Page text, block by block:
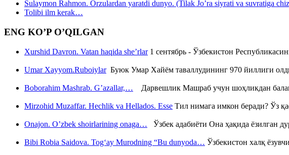
Sulaymon Rahmon. Orzulardan yaratdi dunyo. (Tilak Jo’ra siyrati va suvratiga
Tolibi ilm kerak…
ENG KO’P O’QILGAN
Xurshid Davron. Vatan haqida she’rlar1 сентябрь - Ўзбекистон
Umar Xayyom.RuboiylarБуюк Умар Хайём таваллудининг 970 йиллиги
Boborahim Mashrab. G’azallar,… Дарвешлик Машраб учун шоҳликдан
Mirzohid Muzaffar. Hechlik va Hellados. Esse Тил нимага имкон беради? Ўз
Onajon. O’zbek shoirlarining onaga… Ўзбек адабиёти Она ҳақида ёзилган
Bibi Robia Saidova. Tog‘ay Murodning “Bu dunyoda… Ўзбекистон халқ